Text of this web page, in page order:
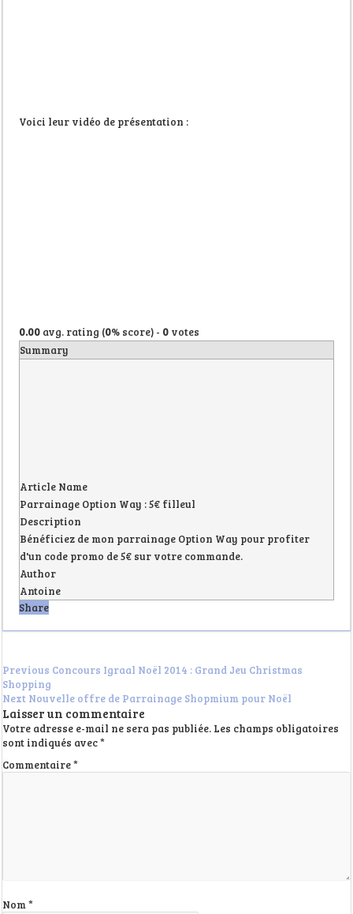
Voici leur vidéo de présentation :
0.00 avg. rating (0% score) - 0 votes
Summary
Article Name
Parrainage Option Way : 5€ filleul
Description
Bénéficiez de mon parrainage Option Way pour profiter
d'un code promo de 5€ sur votre commande.
Author
Antoine
Share
Previous Concours Igraal Noël 2014 : Grand Jeu Christmas
Shopping
Next Nouvelle offre de Parrainage Shopmium pour Noël
Laisser un commentaire
Votre adresse e-mail ne sera pas publiée. Les champs obligatoires
sont indiqués avec*
Commentaire*
Nom*